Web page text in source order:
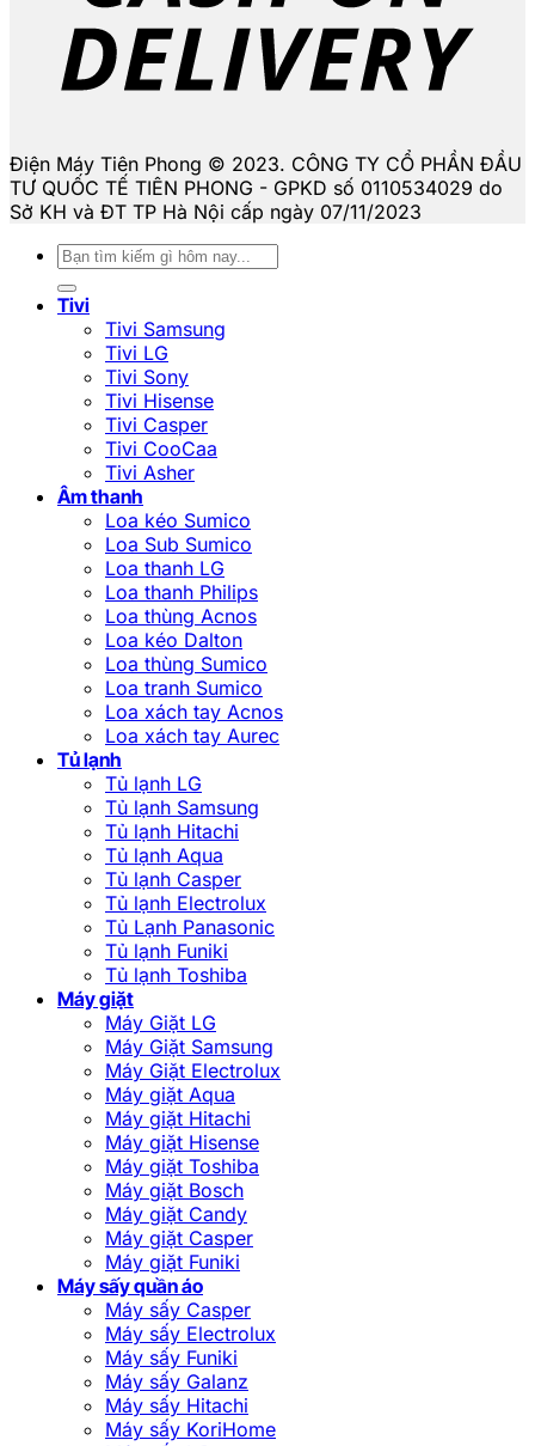
Điện Máy Tiên Phong © 2023. CÔNG TY CỔ PHẦN ĐẦU
TƯ QUỐC TẾ TIÊN PHONG - GPKD số 0110534029 do
Sở KH và ĐT TP Hà Nội cấp ngày 07/11/2023
Tìm
kiếm:
Tivi
Tivi Samsung
Tivi LG
Tivi Sony
Tivi Hisense
Tivi Casper
Tivi CooCaa
Tivi Asher
Âm thanh
Loa kéo Sumico
Loa Sub Sumico
Loa thanh LG
Loa thanh Philips
Loa thùng Acnos
Loa kéo Dalton
Loa thùng Sumico
Loa tranh Sumico
Loa xách tay Acnos
Loa xách tay Aurec
Tủ lạnh
Tủ lạnh LG
Tủ lạnh Samsung
Tủ lạnh Hitachi
Tủ lạnh Aqua
Tủ lạnh Casper
Tủ lạnh Electrolux
Tủ Lạnh Panasonic
Tủ lạnh Funiki
Tủ lạnh Toshiba
Máy giặt
Máy Giặt LG
Máy Giặt Samsung
Máy Giặt Electrolux
Máy giặt Aqua
Máy giặt Hitachi
Máy giặt Hisense
Máy giặt Toshiba
Máy giặt Bosch
Máy giặt Candy
Máy giặt Casper
Máy giặt Funiki
Máy sấy quần áo
Máy sấy Casper
Máy sấy Electrolux
Máy sấy Funiki
Máy sấy Galanz
Máy sấy Hitachi
Máy sấy KoriHome